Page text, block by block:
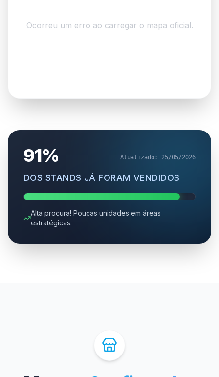
Ocorreu um erro ao carregar o mapa oficial.
91% Atualizado: 25/05/2026
DOS STANDS JÁ FORAM VENDIDOS
Alta procura! Poucas unidades em áreas
estratégicas.